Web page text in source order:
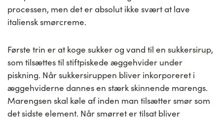
processen, men det er absolut ikke svært at lave
italiensk smørcreme.
Første trin er at koge sukker og vand til en sukkersirup,
som tilsættes til stiftpiskede æggehvider under
piskning. Når sukkersiruppen bliver inkorporeret i
æggehviderne dannes en stærk skinnende marengs.
Marengsen skal køle af inden man tilsætter smør som
det sidste element. Når smørret er tilsat bliver